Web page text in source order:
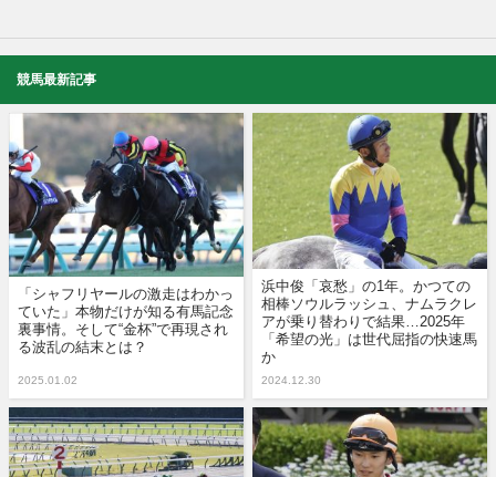
競馬最新記事
「シャフリヤールの激走はわかっ
ていた」本物だけが知る有馬記念
裏事情。そして“金杯”で再現され
る波乱の結末とは？
2025.01.02
浜中俊「哀愁」の1年。かつての
相棒ソウルラッシュ、ナムラクレ
アが乗り替わりで結果…2025年
「希望の光」は世代屈指の快速馬
か
2024.12.30